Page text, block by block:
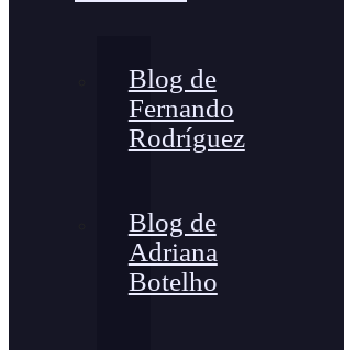
Blog de
Fernando
Rodríguez
Blog de
Adriana
Botelho